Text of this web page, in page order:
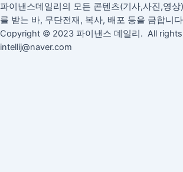
파이낸스데일리의 모든 콘텐츠(기사,사진,영
를 받는 바, 무단전재, 복사, 배포 등을 금합니
Copyright © 2023 파이낸스 데일리. All
intellij@naver.com